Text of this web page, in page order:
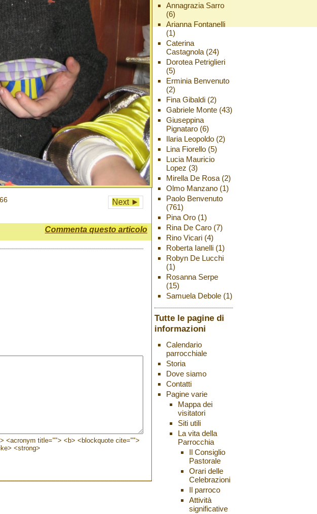
Next ►
Commenta questo articolo
<acronym title=""> <b> <blockquote cite="">
<strong>
Annagrazia Sarro
(6)
Arianna Fontanelli
(1)
Caterina
Castagnola(24)
Dorotea Petriglieri
(5)
Erminia Benvenuto
(2)
Fina Gibaldi(2)
Gabriele Monte(43)
Giuseppina
Pignataro(6)
Ilaria Leopoldo(2)
Lina Fiorello(5)
Lucia Mauricio
Lopez (3)
Mirella De Rosa(2)
Olmo Manzano(1)
Paolo Benvenuto
(761)
Pina Oro(1)
Rina De Caro(7)
Rino Vicari(4)
Roberta Ianelli(1)
Robyn De Lucchi
(1)
Rosanna Serpe
(15)
Samuela Debole(1)
Tutte le pagine di
informazioni
Calendario
parrocchiale
Storia
Dove siamo
Contatti
Pagine varie
Mappa dei
visitatori
Siti utili
La vita della
Parrocchia
Il Consiglio
Pastorale
Orari delle
Celebrazioni
Il parroco
Attività
significative